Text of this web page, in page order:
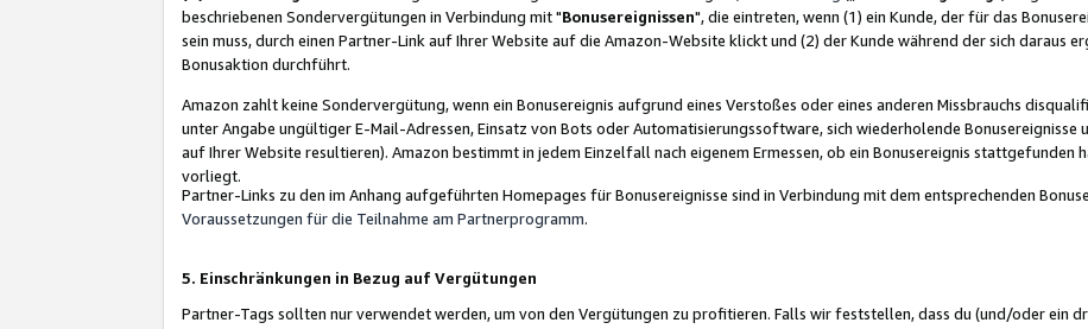
beschriebenen Sondervergütungen in Verbindung mit "Bonusereignissen", die eintreten, wenn (1) ein Kunde, der für das
sein muss, durch einen Partner-Link auf Ihrer Website auf die Amazon-Website klickt und (2) der Kunde während der sich daraus
Bonusaktion durchführt.
Amazon zahlt keine Sondervergütung, wenn ein Bonusereignis aufgrund eines Verstoßes oder eines anderen Missbrauchs
unter Angabe ungültiger E-Mail-Adressen, Einsatz von Bots oder Automatisierungssoftware, sich wiederholende Bonusereignisse
auf Ihrer Website resultieren). Amazon bestimmt in jedem Einzelfall nach eigenem Ermessen, ob ein Bonusereignis stattgefunden
vorliegt.
Partner-Links zu den im Anhang aufgeführten Homepages für Bonusereignisse sind in Verbindung mit dem entsprechenden
Voraussetzungen für die Teilnahme am Partnerprogramm.
5. Einschränkungen in Bezug auf Vergütungen
Partner-Tags sollten nur verwendet werden, um von den Vergütungen zu profitieren. Falls wir feststellen, dass du (und/oder ein